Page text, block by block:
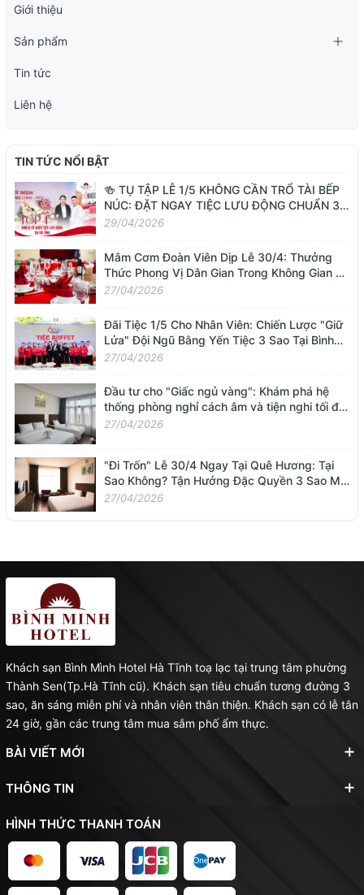
Giới thiệu
Sản phẩm
Tin tức
Liên hệ
TIN TỨC NỔI BẬT
🍻 TỤ TẬP LỄ 1/5 KHÔNG CẦN TRỔ TÀI BẾP
NÚC: ĐẶT NGAY TIỆC LƯU ĐỘNG CHUẨN 3
SAO TỪ BÌNH MINH HOTEL
29/04/2026
Mâm Cơm Đoàn Viên Dịp Lễ 30/4: Thưởng
Thức Phong Vị Dân Gian Trong Không Gian 3
Sao Tại Bình Minh Hotel
27/04/2026
Đãi Tiệc 1/5 Cho Nhân Viên: Chiến Lược "Giữ
Lửa" Đội Ngũ Bằng Yến Tiệc 3 Sao Tại Bình
Minh Hotel
27/04/2026
Đầu tư cho "Giấc ngủ vàng": Khám phá hệ
thống phòng nghỉ cách âm và tiện nghi tối đa
tại Bình Minh
27/04/2026
"Đi Trốn" Lễ 30/4 Ngay Tại Quê Hương: Tại
Sao Không? Tận Hưởng Đặc Quyền 3 Sao Mà
Không Cần Đi Xa
27/04/2026
Khách sạn Bình Mình Hotel Hà Tĩnh toạ lạc tại trung tâm phường
Thành Sen(Tp.Hà Tĩnh cũ). Khách sạn tiêu chuẩn tương đường 3
sao, ăn sáng miễn phí và nhân viên thân thiện. Khách sạn có lễ tân
24 giờ, gần các trung tâm mua sắm phố ẩm thực.
BÀI VIẾT MỚI
THÔNG TIN
HÌNH THỨC THANH TOÁN